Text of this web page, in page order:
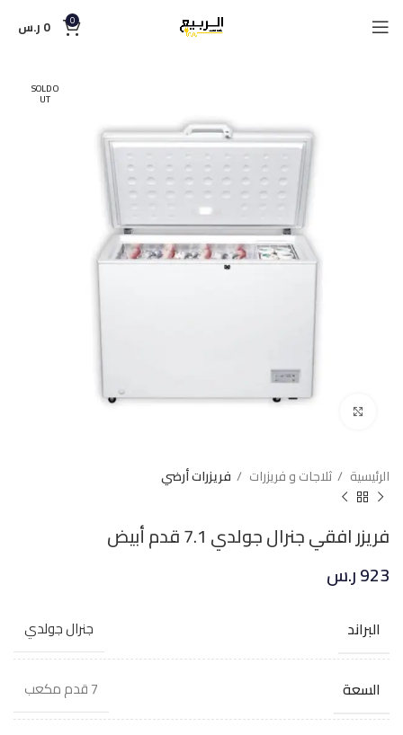
0
0 ر.س
SOLD O
UT
Click to enlarge
الرئيسية ثلاجات و فريزرات فريزرات أرضي
فريزر افقي جنرال جولدي 7.1 قدم أبيض
923ر.س
البراند جنرال جولدي
السعة 7 قدم مكعب